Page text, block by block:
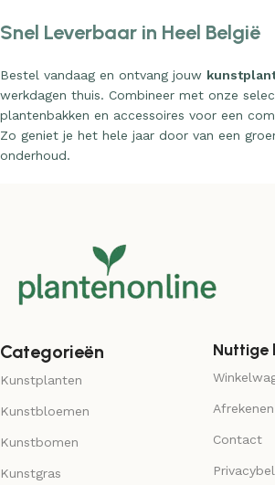
Snel Leverbaar in Heel België
Bestel vandaag en ontvang jouw
werkdagen thuis. Combineer met onze
plantenbakken en accessoires voor een
Zo geniet je het hele jaar door van een
onderhoud.
Categorieën
Kunstplanten
Kunstbloemen
Kunstbomen
Kunstgras
Nuttige
Afrekenen
Contact